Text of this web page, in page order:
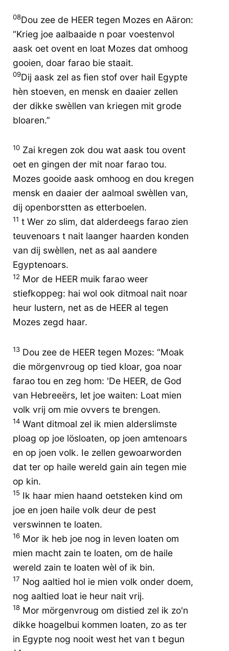
08Dou zee de HEER tegen Mozes en Aäron:
“Krieg joe aalbaaide n poar voestenvol
aask oet ovent en loat Mozes dat omhoog
gooien, doar farao bie staait.
09Dij aask zel as fien stof over hail Egypte
hèn stoeven, en mensk en daaier zellen
der dikke swèllen van kriegen mit grode
bloaren.”
10 Zai kregen zok dou wat aask tou ovent
oet en gingen der mit noar farao tou.
Mozes gooide aask omhoog en dou kregen
mensk en daaier der aalmoal swèllen van,
dij openborstten as etterboelen.
11 t Wer zo slim, dat alderdeegs farao zien
teuvenoars t nait laanger haarden konden
van dij swèllen, net as aal aandere
Egyptenoars.
12 Mor de HEER muik farao weer
stiefkoppeg: hai wol ook ditmoal nait noar
heur lustern, net as de HEER al tegen
Mozes zegd haar.
13 Dou zee de HEER tegen Mozes: “Moak
die mörgenvroug op tied kloar, goa noar
farao tou en zeg hom: 'De HEER, de God
van Hebreeërs, let joe waiten: Loat mien
volk vrij om mie ovvers te brengen.
14 Want ditmoal zel ik mien alderslimste
ploag op joe lösloaten, op joen amtenoars
en op joen volk. Ie zellen gewoarworden
dat ter op haile wereld gain ain tegen mie
op kin.
15 Ik haar mien haand oetsteken kind om
joe en joen haile volk deur de pest
verswinnen te loaten.
16 Mor ik heb joe nog in leven loaten om
mien macht zain te loaten, om de haile
wereld zain te loaten wèl of ik bin.
17 Nog aaltied hol ie mien volk onder doem,
nog aaltied loat ie heur nait vrij.
18 Mor mörgenvroug om distied zel ik zo'n
dikke hoagelbui kommen loaten, zo as ter
in Egypte nog nooit west het van t begun